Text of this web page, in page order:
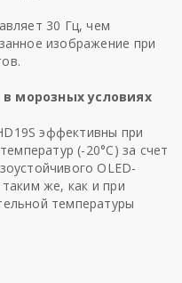
30 Гц, чем
изображение при
морозных условиях
эффективны при
(-20°C) за счет
OLED-
же, как и при
температуры